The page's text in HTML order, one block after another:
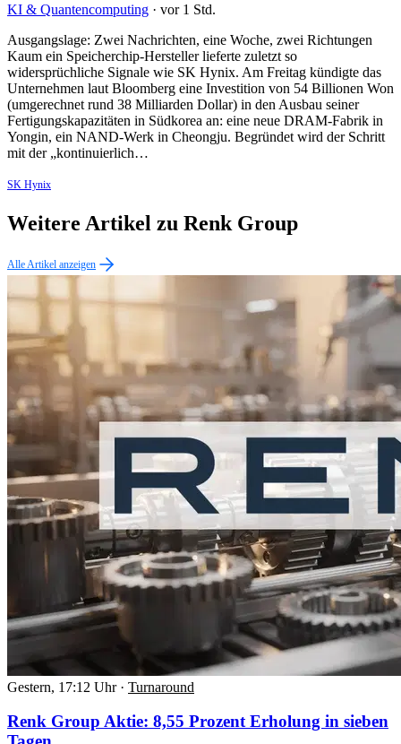
KI & Quantencomputing · vor 1 Std.
Ausgangslage: Zwei Nachrichten, eine Woche, zwei Richtungen
Kaum ein Speicherchip-Hersteller lieferte zuletzt so
widersprüchliche Signale wie SK Hynix. Am Freitag kündigte das
Unternehmen laut Bloomberg eine Investition von 54 Billionen Won
(umgerechnet rund 38 Milliarden Dollar) in den Ausbau seiner
Fertigungskapazitäten in Südkorea an: eine neue DRAM-Fabrik in
Yongin, ein NAND-Werk in Cheongju. Begründet wird der Schritt
mit der „kontinuierlich…
SK Hynix
Weitere Artikel zu Renk Group
Alle Artikel anzeigen
Gestern, 17:12 Uhr · Turnaround
Renk Group Aktie: 8,55 Prozent Erholung in sieben